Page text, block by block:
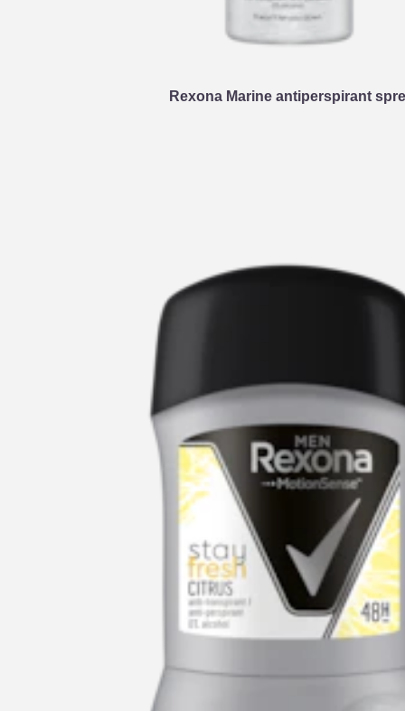
Rexona Marine antiperspirant